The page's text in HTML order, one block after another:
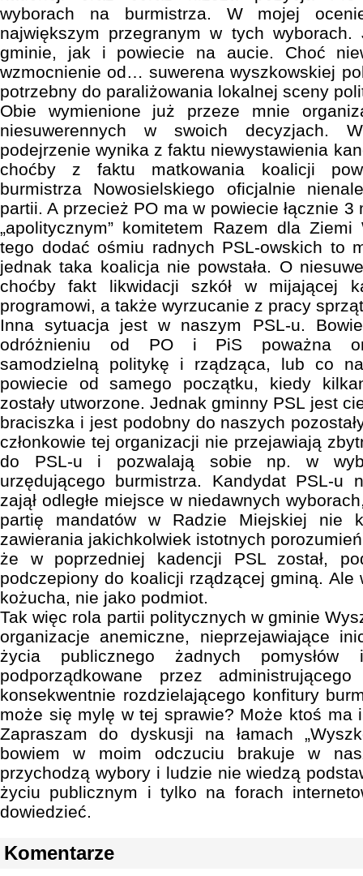
wyborach na burmistrza. W mojej
największym przegranym w tych
gminie, jak i powiecie na aucie. Choć
wzmocnienie od… suwerena wyszkowskiej
potrzebny do paraliżowania lokalnej sceny
Obie wymienione już przeze mnie
niesuwerennych w swoich decyzjach.
podejrzenie wynika z faktu niewystawienia
choćby z faktu matkowania koalicji
burmistrza Nowosielskiego oficjalnie
partii. A przecież PO ma w powiecie łącznie
„apolitycznym” komitetem Razem dla
tego dodać ośmiu radnych PSL-owskich to
jednak taka koalicja nie powstała. O
choćby fakt likwidacji szkół w mijającej
programowi, a także wyrzucanie z pracy
Inna sytuacja jest w naszym PSL-u.
odróżnieniu od PO i PiS poważna
samodzielną politykę i rządząca, lub co
powiecie od samego początku, kiedy
zostały utworzone. Jednak gminny PSL jest
braciszka i jest podobny do naszych
członkowie tej organizacji nie przejawiają
do PSL-u i pozwalają sobie np. w
urzędującego burmistrza. Kandydat PSL-u
zajął odległe miejsce w niedawnych
partię mandatów w Radzie Miejskiej nie
zawierania jakichkolwiek istotnych
że w poprzedniej kadencji PSL został,
podczepiony do koalicji rządzącej gminą. Ale
kożucha, nie jako podmiot.
Tak więc rola partii politycznych w gminie
organizacje anemiczne, nieprzejawiające
życia publicznego żadnych
podporządkowane przez
konsekwentnie rozdzielającego konfitury
może się mylę w tej sprawie? Może ktoś ma
Zapraszam do dyskusji na łamach
bowiem w moim odczuciu brakuje w
przychodzą wybory i ludzie nie wiedzą
życiu publicznym i tylko na forach
dowiedzieć.
Komentarze